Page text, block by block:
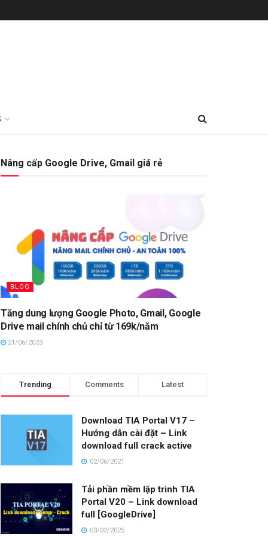
Nâng cấp Google Drive, Gmail giá rẻ
BLOG
Tăng dung lượng Google Photo, Gmail, Google
Drive mail chính chủ chỉ từ 169k/năm
21/06/2023
Trending Comments Latest
Download TIA Portal V17 –
Hướng dẫn cài đặt – Link
download full crack active
02/06/2021
Tải phần mềm lập trình TIA
Portal V20 – Link download
full [GoogleDrive]
03/02/2025